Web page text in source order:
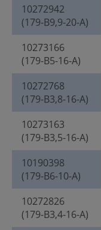
10272942
(179-B9,9-20-A)
10273166
(179-B5-16-A)
10272768
(179-B3,8-16-A)
10273163
(179-B3,5-16-A)
10190398
(179-B6-10-A)
10272826
(179-B3,4-16-A)